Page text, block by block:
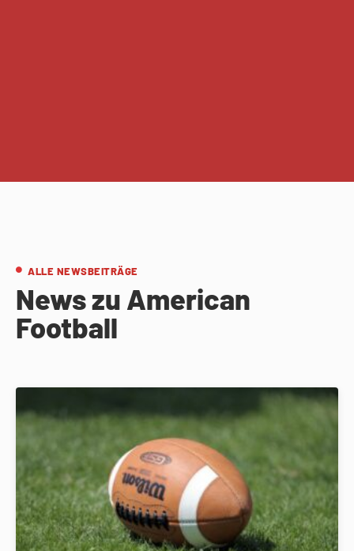
ALLE NEWSBEITRÄGE
News zu American
Football